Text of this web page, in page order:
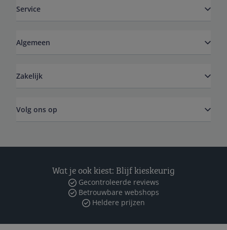
Service
Algemeen
Zakelijk
Volg ons op
Wat je ook kiest: Blijf kieskeurig
Gecontroleerde reviews
Betrouwbare webshops
Heldere prijzen